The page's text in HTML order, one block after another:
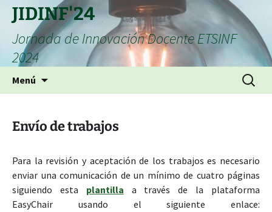
Saltar
contenido
JIDINF'24
Jornada de Innovación Docente ETSINF
2024
Menú Buscar:
Envío de trabajos
Para la revisión y aceptación de los trabajos es necesario
enviar una comunicación de un mínimo de cuatro páginas
siguiendo esta plantilla a través de la plataforma
EasyChair usando el siguiente enlace: